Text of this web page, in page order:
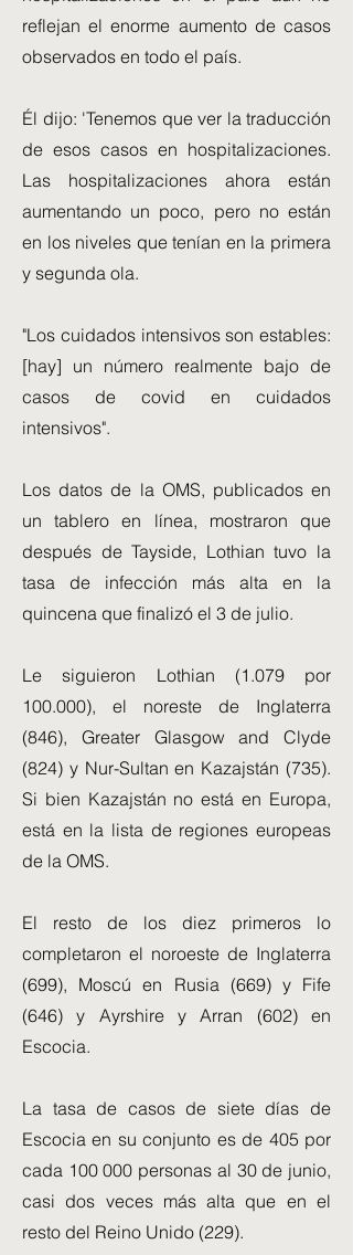
reflejan el enorme aumento de casos
observados en todo el país.
Él dijo: 'Tenemos que ver la traducción
de esos casos en hospitalizaciones.
Las hospitalizaciones ahora están
aumentando un poco, pero no están
en los niveles que tenían en la primera
y segunda ola.
"Los cuidados intensivos son estables:
[hay] un número realmente bajo de
casos de covid en cuidados
intensivos".
Los datos de la OMS, publicados en
un tablero en línea, mostraron que
después de Tayside, Lothian tuvo la
tasa de infección más alta en la
quincena que finalizó el 3 de julio.
Le siguieron Lothian (1.079 por
100.000), el noreste de Inglaterra
(846), Greater Glasgow and Clyde
(824) y Nur-Sultan en Kazajstán (735).
Si bien Kazajstán no está en Europa,
está en la lista de regiones europeas
de la OMS.
El resto de los diez primeros lo
completaron el noroeste de Inglaterra
(699), Moscú en Rusia (669) y Fife
(646) y Ayrshire y Arran (602) en
Escocia.
La tasa de casos de siete días de
Escocia en su conjunto es de 405 por
cada 100 000 personas al 30 de junio,
casi dos veces más alta que en el
resto del Reino Unido (229).